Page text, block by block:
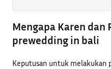
Mengapa Karen dan
prewedding in bali
Keputusan untuk